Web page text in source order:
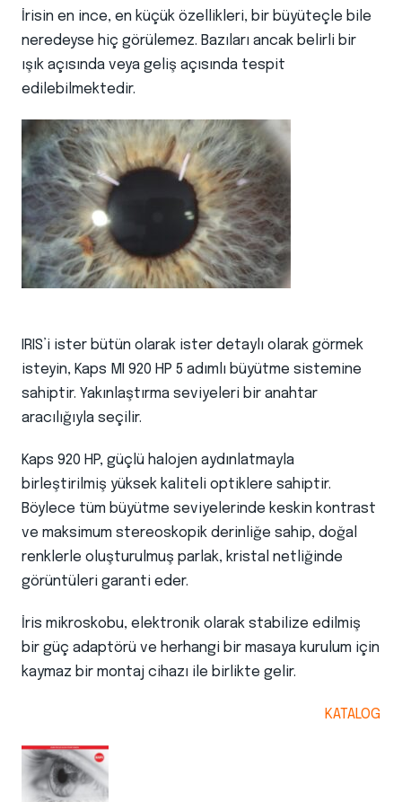
İrisin en ince, en küçük özellikleri, bir büyüteçle bile
neredeyse hiç görülemez. Bazıları ancak belirli bir
ışık açısında veya geliş açısında tespit
edilebilmektedir.
IRIS’i ister bütün olarak ister detaylı olarak görmek
isteyin, Kaps MI 920 HP 5 adımlı büyütme sistemine
sahiptir. Yakınlaştırma seviyeleri bir anahtar
aracılığıyla seçilir.
Kaps 920 HP, güçlü halojen aydınlatmayla
birleştirilmiş yüksek kaliteli optiklere sahiptir.
Böylece tüm büyütme seviyelerinde keskin kontrast
ve maksimum stereoskopik derinliğe sahip, doğal
renklerle oluşturulmuş parlak, kristal netliğinde
görüntüleri garanti eder.
İris mikroskobu, elektronik olarak stabilize edilmiş
bir güç adaptörü ve herhangi bir masaya kurulum için
kaymaz bir montaj cihazı ile birlikte gelir.
KATALOG